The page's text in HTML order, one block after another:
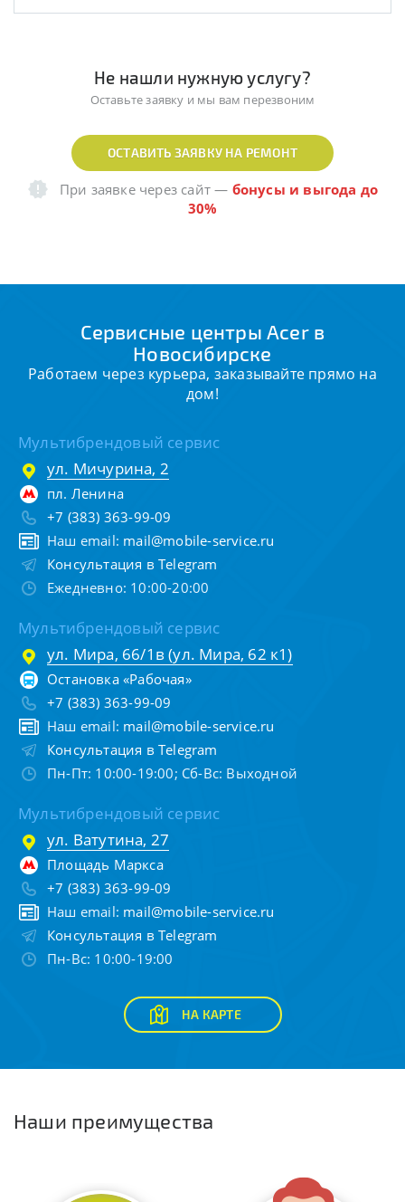
Не нашли нужную услугу?
Оставьте заявку и мы вам перезвоним
ОСТАВИТЬ ЗАЯВКУ НА РЕМОНТ
При заявке через сайт— бонусы и выгода до
30%
Сервисные центры Acer в
Новосибирске
Работаем через курьера, заказывайте прямо на
дом!
Мультибрендовый сервис
ул. Мичурина, 2
пл. Ленина
+7 (383) 363-99-09
Наш email: mail@mobile-service.ru
Консультация в Telegram
Ежедневно: 10:00-20:00
Мультибрендовый сервис
ул. Мира, 66/1в (ул. Мира, 62 к1)
Остановка «Рабочая»
+7 (383) 363-99-09
Наш email: mail@mobile-service.ru
Консультация в Telegram
Пн-Пт: 10:00-19:00; Сб-Вс: Выходной
Мультибрендовый сервис
ул. Ватутина, 27
Площадь Маркса
+7 (383) 363-99-09
Наш email: mail@mobile-service.ru
Консультация в Telegram
Пн-Вс: 10:00-19:00
НА КАРТЕ
Наши преимущества